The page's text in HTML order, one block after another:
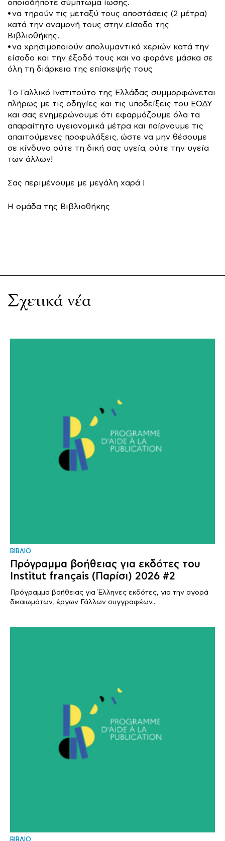
οποιοδήποτε σύμπτωμα ίωσης.
• να τηρούν τις μεταξύ τους αποστάσεις (2 μέτρα)
κατά την αναμονή τους στην είσοδο της
Βιβλιοθήκης.
• να χρησιμοποιούν απολυμαντικό χεριών κατά την
είσοδο και την έξοδό τους και να φοράνε μάσκα σε
όλη τη διάρκεια της επίσκεψής τους
Tο Γαλλικό Ινστιτούτο της Ελλάδας συμμορφώνεται
πλήρως με τις οδηγίες και τις υποδείξεις του ΕΟΔΥ
και σας ενημερώνουμε ότι εφαρμόζουμε όλα τα
απαραίτητα υγειονομικά μέτρα και παίρνουμε τις
απαιτούμενες προφυλάξεις, ώστε να μην θέσουμε
σε κίνδυνο ούτε τη δική σας υγεία, ούτε την υγεία
των άλλων!
Σας περιμένουμε με μεγάλη χαρά !
Η ομάδα της Βιβλιοθήκης
Σχετικά νέα
ΒΙΒΛΙΟ
Πρόγραμμα βοήθειας για εκδότες του
Institut français (Παρίσι) 2026 #2
Πρόγραμμα βοήθειας για Έλληνες εκδότες, για την αγορά
δικαιωμάτων, έργων Γάλλων συγγραφέων...